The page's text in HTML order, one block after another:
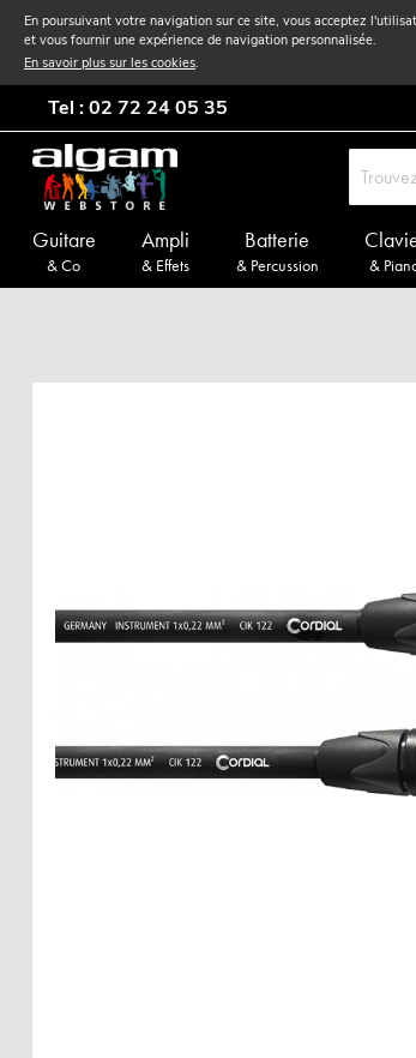
En poursuivant votre navigation sur ce site, vous acceptez
et vous fournir une expérience de navigation personnalisée.
En savoir plus sur les cookies.
Tel : 02 72 24 05 35
Guitare
& Co
Ampli
& Effets
Batterie
& Percussion &